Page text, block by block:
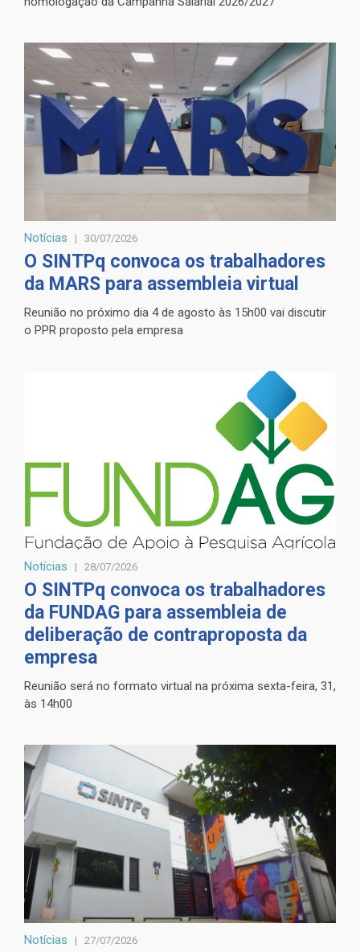
Notícias 30/07/2026
O SINTPq convoca os trabalhadores
da MARS para assembleia virtual
Reunião no próximo dia 4 de agosto às 15h00 vai discutir
o PPR proposto pela empresa
Notícias 28/07/2026
O SINTPq convoca os trabalhadores
da FUNDAG para assembleia de
deliberação de contraproposta da
empresa
Reunião será no formato virtual na próxima sexta-feira, 31,
às 14h00
Notícias 27/07/2026